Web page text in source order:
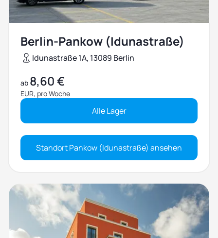
Berlin-Pankow (Idunastraße)
Idunastraße 1A, 13089 Berlin
ab 8,60 €
EUR, pro Woche
Alle Lager
Standort Pankow (Idunastraße) ansehen